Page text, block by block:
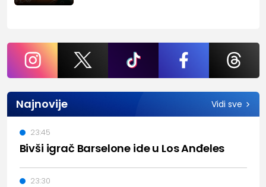
Najnovije Vidi sve
Bivši igrač Barselone ide u Los Anđeles
23:45
23:30